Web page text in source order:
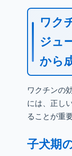
ワク
ジュ
から
ワクチンの
には、正し
ることが重
子犬期